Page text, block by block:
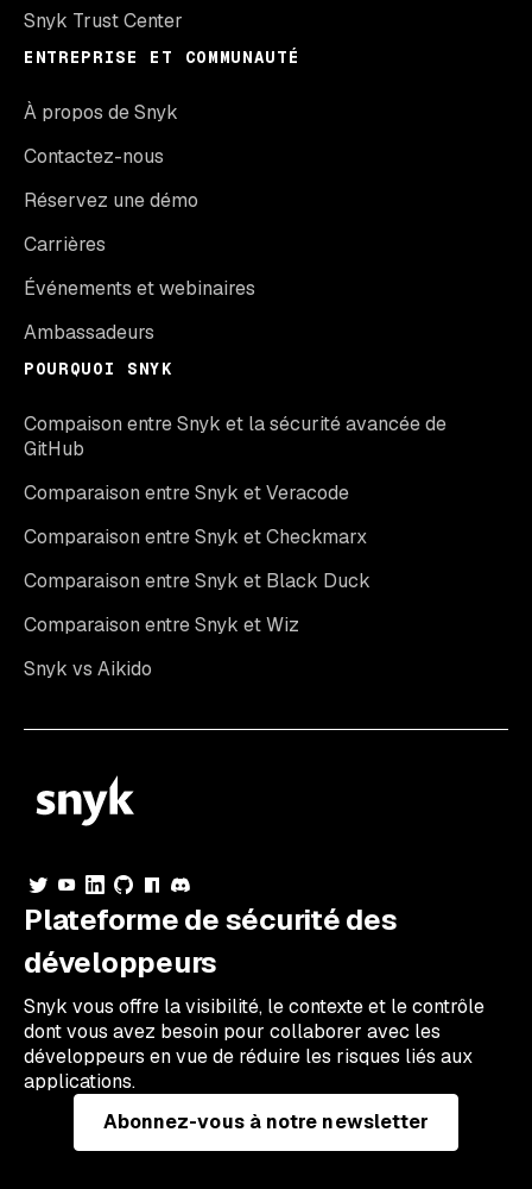
Snyk Trust Center
ENTREPRISE ET COMMUNAUTÉ
À propos de Snyk
Contactez-nous
Réservez une démo
Carrières
Événements et webinaires
Ambassadeurs
POURQUOI SNYK
Compaison entre Snyk et la sécurité avancée de
GitHub
Comparaison entre Snyk et Veracode
Comparaison entre Snyk et Checkmarx
Comparaison entre Snyk et Black Duck
Comparaison entre Snyk et Wiz
Snyk vs Aikido
Plateforme de sécurité des
développeurs
Snyk vous offre la visibilité, le contexte et le contrôle
dont vous avez besoin pour collaborer avec les
développeurs en vue de réduire les risques liés aux
applications.
Abonnez-vous à notre newsletter